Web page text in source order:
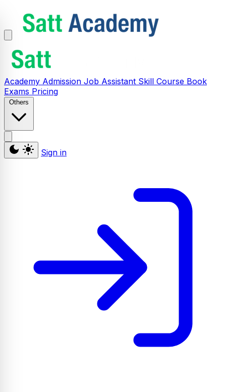
Academy Admission Job Assistant Skill Course Book
Exams Pricing
Others
Sign in